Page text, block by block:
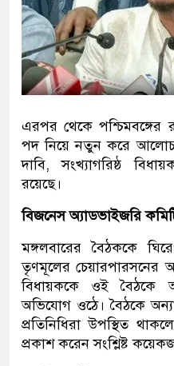
এরপর থেকে পশ্চিমবঙ্গের
পদ নিয়ে নতুন করে
দাবি, সংখ্যাগরিষ্ঠ
রয়েছে।
বিজনেস অ্যাডভাইজরি
মঙ্গলবারের বৈঠককে
তৃণমূলের
বিধায়ককে ওই বৈঠকে
অভিযোগ ওঠে। বৈঠকে
প্রতিনিধিরা উপস্থিত
প্রকাশ করেন সংশ্লিষ্ট